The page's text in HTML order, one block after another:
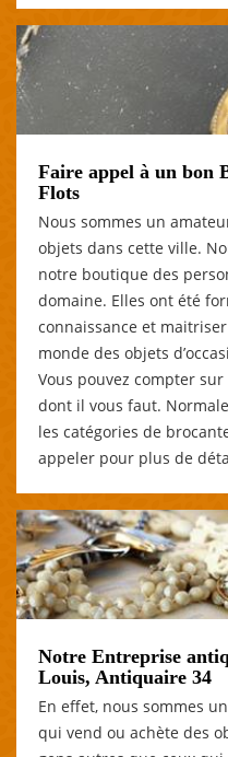
Faire appel à un bon
Flots
Nous sommes un
objets dans cette ville.
notre boutique des
domaine. Elles ont été
connaissance et
monde des objets
Vous pouvez compter
dont il vous faut.
les catégories de
appeler pour plus de
Notre Entreprise
Louis, Antiquaire 34
En effet, nous sommes
qui vend ou achète des